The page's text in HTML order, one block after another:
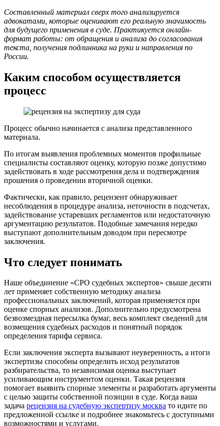
Составленный материал сверх того анализируется
адвокатами, которые оценивают его реальную значимость
для будущего применения в суде. Практикуется онлайн-
формат работы: от обращения и анализа до согласования
текста, получения подлинника на руки и направления по
России.
Каким способом осуществляется
процесс
Процесс обычно начинается с анализа представленного
материала.
По итогам выявления проблемных моментов профильные
специалисты составляют оценку, которую позже допустимо
задействовать в ходе рассмотрения дела и подтверждения
прошения о проведении вторичной оценки.
Фактически, как правило, рецензент обнаруживает
несоблюдения в процедуре анализа, неточности в подсчетах,
задействование устаревших регламентов или недостаточную
аргументацию результатов. Подобные замечания нередко
выступают дополнительным доводом при пересмотре
заключения.
Что следует понимать
Наше объединение «СРО судебных экспертов» свыше десяти
лет применяет собственную методику анализа
профессиональных заключений, которая применяется при
оценке спорных анализов. Дополнительно предусмотрена
безвозмездная пересылка бумаг, весь комплект сведений для
возмещения судебных расходов и понятный порядок
определения тарифа сервиса.
Если заключения эксперта вызывают неуверенность, а итоги
экспертизы способны определить исход результатов
разбирательства, то независимая оценка выступает
усиливающим инструментом оценки. Такая рецензия
помогает выявить спорные элементы и разработать аргументы
с целью защиты собственной позиции в суде. Когда ваша
задача рецензия на судебную экспертизу москва то идите по
предложенной ссылке и подробнее знакомьтесь с доступными
возможностями и услугами.